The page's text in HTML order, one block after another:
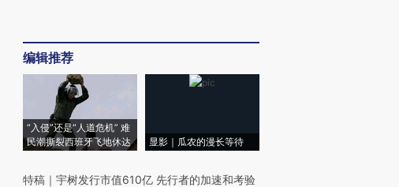
编辑推荐
“入侵”还是“人道危机” 难
民潮撕裂西班牙飞地休达
显影｜瓜农的漫长等待
特稿 ｜ 宇树发行市值610亿 先行者的加速和考验